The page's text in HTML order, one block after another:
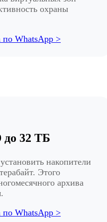
охраны
по WhatsApp >
до 32 ТБ
накопители
Этого
архива
по WhatsApp >